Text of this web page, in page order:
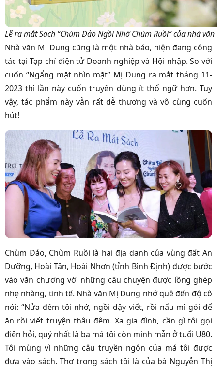
Lễ ra mắt Sách “Chùm Đảo Ngồi Nhớ Chùm Ruồi” của nhà
Nhà văn Mị Dung cũng là một nhà báo, hiện đang công
tác tại Tạp chí điện tử Doanh nghiệp và Hội nhập. So với
cuốn “Ngẩng mặt nhìn mặt” Mị Dung ra mắt tháng 11-
2023 thì lần này cuốn truyện dùng ít thổ ngữ hơn. Tuy
vậy, tác phẩm này vẫn rất dễ thương và vô cùng cuốn
hút!
Chùm Đảo, Chùm Ruồi là hai địa danh của vùng đất An
Dưỡng, Hoài Tân, Hoài Nhơn (tỉnh Bình Định) được bước
vào văn chương với những câu chuyện được lồng ghép
nhẹ nhàng, tinh tế. Nhà văn Mị Dung nhớ quê đến độ cô
nói: “Nửa đêm tôi nhớ, ngồi dậy viết, rồi nấu mì gói để
ăn rồi viết truyện thâu đêm. Xa gia đình, cần gì tôi gọi
điện hỏi, quý nhất là ba má tôi còn minh mẫn ở tuổi U80.
Tôi mừng vì những câu truyền ngôn của má tôi được
đưa vào sách. Thơ trong sách tôi là của bà Nguyễn Thị